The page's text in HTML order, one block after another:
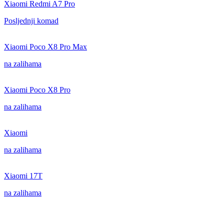
Xiaomi Redmi A7 Pro
Posljednji komad
Xiaomi Poco X8 Pro Max
na zalihama
Xiaomi Poco X8 Pro
na zalihama
Xiaomi
na zalihama
Xiaomi 17T
na zalihama